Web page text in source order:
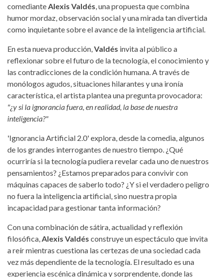
comedianteAlexis Valdés, una propuesta que combina
humor mordaz, observación social y una mirada tan divertida
como inquietante sobre el avance de la inteligencia artificial.
En esta nueva producción,Valdés invita al público a
reflexionar sobre el futuro de la tecnología, el conocimiento y
las contradicciones de la condición humana. A través de
monólogos agudos, situaciones hilarantes y una ironía
característica, el artista plantea una pregunta provocadora:
"¿y si la ignorancia fuera, en realidad, la base de nuestra
inteligencia?"
'Ignorancia Artificial 2.0' explora, desde la comedia, algunos
de los grandes interrogantes de nuestro tiempo. ¿Qué
ocurriría si la tecnología pudiera revelar cada uno de nuestros
pensamientos? ¿Estamos preparados para convivir con
máquinas capaces de saberlo todo? ¿Y si el verdadero peligro
no fuera la inteligencia artificial, sino nuestra propia
incapacidad para gestionar tanta información?
Con una combinación de sátira, actualidad y reflexión
filosófica,Alexis Valdés construye un espectáculo que invita
a reír mientras cuestiona las certezas de una sociedad cada
vez más dependiente de la tecnología. El resultado es una
experiencia escénica dinámica y sorprendente, donde las